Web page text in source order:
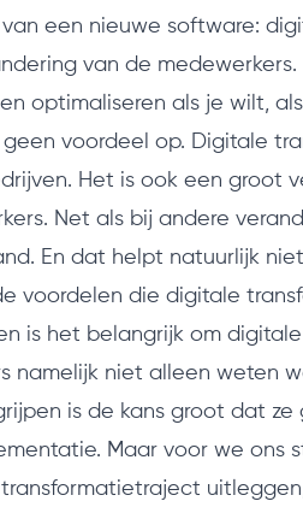
een nieuwe software:
van de
optimaliseren als je wilt,
voordeel op. Digitale
Het is ook een groot
Net als bij andere
En dat helpt natuurlijk
voordelen die digitale
is het belangrijk om
namelijk niet alleen weten
is de kans groot dat
Maar voor we ons